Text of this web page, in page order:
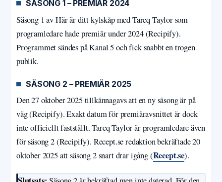
SÄSONG 1 – PREMIÄR 2024
Säsong 1 av Här är ditt kylskåp med Tareq Taylor som
programledare hade premiär under 2024 (Recipify).
Programmet sändes på Kanal 5 och fick snabbt en trogen
publik.
SÄSONG 2 – PREMIÄR 2025
Den 27 oktober 2025 tillkännagavs att en ny säsong är på
väg (Recipify). Exakt datum för premiäravsnittet är dock
inte officiellt fastställt. Tareq Taylor är programledare även
för säsong 2 (Recipify). Recept.se redaktion bekräftade 20
oktober 2025 att säsong 2 snart drar igång (Recept.se).